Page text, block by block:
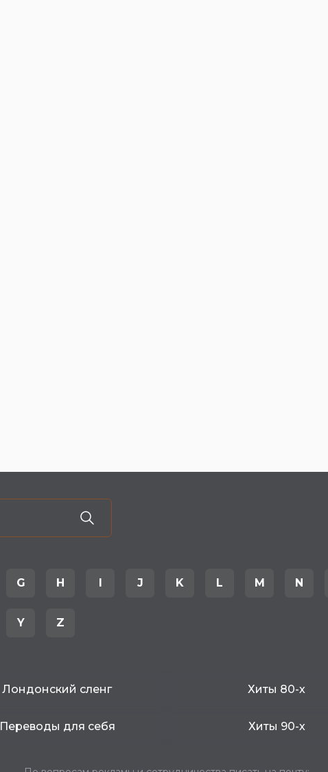
G H I J K L M N
Y Z
Лондонский сленг Хиты 80-х
Переводы для себя Хиты 90-х